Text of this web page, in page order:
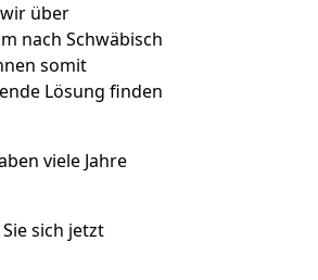
über
nach Schwäbisch
somit
Lösung finden
viele Jahre
sich jetzt